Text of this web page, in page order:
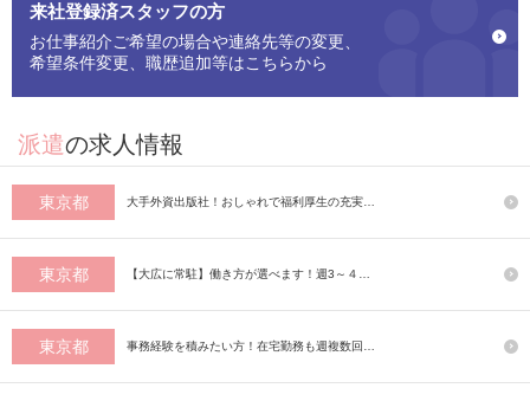
来社登録済スタッフの方
お仕事紹介ご希望の場合や連絡先等の変更、
希望条件変更、職歴追加等はこちらから
派遣の求人情報
東京都 大手外資出版社！おしゃれで福利厚生の充実…
東京都 【大広に常駐】働き方が選べます！週3～４…
東京都 事務経験を積みたい方！在宅勤務も週複数回…